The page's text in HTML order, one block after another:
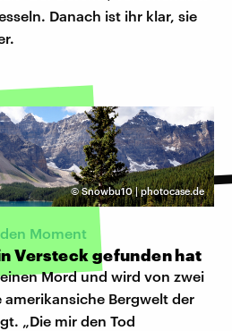
Danach ist ihr klar, sie
©Snowbu10 | photocase.de
Moment
Versteck gefunden hat
Mord und wird von zwei
Bergwelt der
„Die mir den Tod